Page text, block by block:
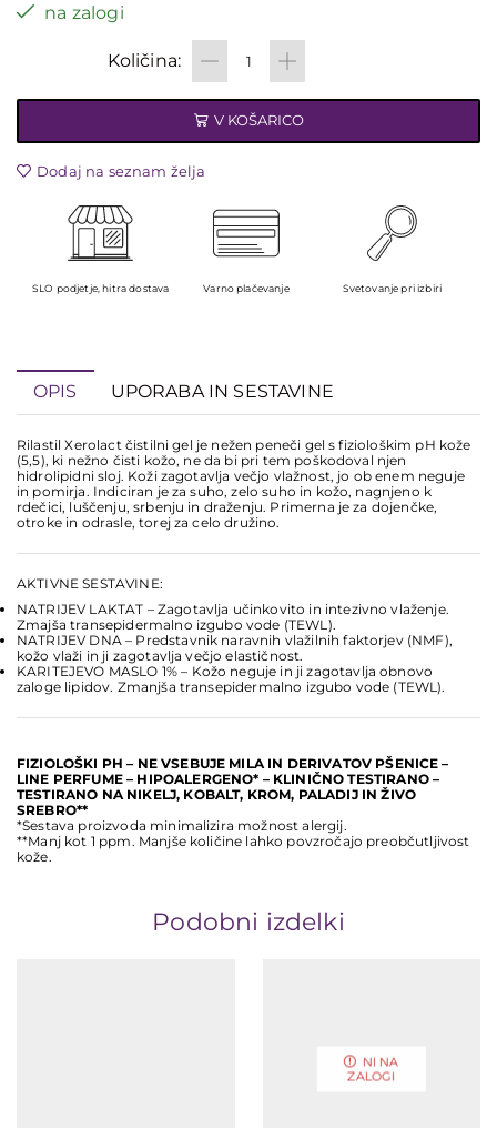
na zalogi
V KOŠARICO
Dodaj na seznam želja
SLO podjetje, hitra dostava Varno plačevanje Svetovanje pri izbiri
OPIS UPORABA IN SESTAVINE
Rilastil Xerolact čistilni gel je nežen peneči gel s fiziološkim pH kože
(5,5), ki nežno čisti kožo, ne da bi pri tem poškodoval njen
hidrolipidni sloj. Koži zagotavlja večjo vlažnost, jo ob enem neguje
in pomirja. Indiciran je za suho, zelo suho in kožo, nagnjeno k
rdečici, luščenju, srbenju in draženju. Primerna je za dojenčke,
otroke in odrasle, torej za celo družino.
AKTIVNE SESTAVINE:
NATRIJEV LAKTAT – Zagotavlja učinkovito in intezivno vlaženje.
Zmajša transepidermalno izgubo vode (TEWL).
NATRIJEV DNA – Predstavnik naravnih vlažilnih faktorjev (NMF),
kožo vlaži in ji zagotavlja večjo elastičnost.
KARITEJEVO MASLO 1% – Kožo neguje in ji zagotavlja obnovo
zaloge lipidov. Zmanjša transepidermalno izgubo vode (TEWL).
FIZIOLOŠKI PH – NE VSEBUJE MILA IN DERIVATOV PŠENICE –
LINE PERFUME – HIPOALERGENO* – KLINIČNO TESTIRANO –
TESTIRANO NA NIKELJ, KOBALT, KROM, PALADIJ IN ŽIVO
SREBRO**
*Sestava proizvoda minimalizira možnost alergij.
**Manj kot 1 ppm. Manjše količine lahko povzročajo preobčutljivost
kože.
Podobni izdelki
NI NA
ZALOGI